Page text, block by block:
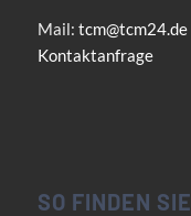
Mail: tcm@tcm24.de
Kontaktanfrage
SO FINDEN